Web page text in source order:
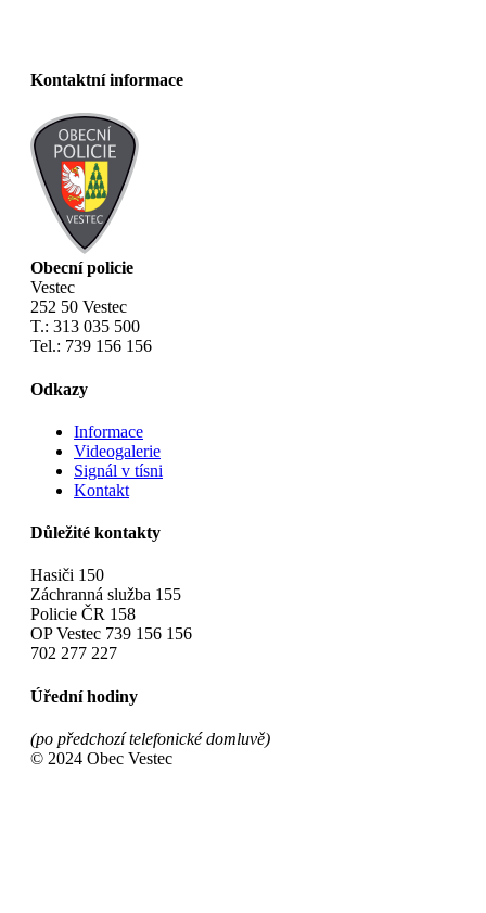
Kontaktní informace
Obecní policie
Vestec
252 50 Vestec
T.: 313 035 500
Tel.: 739 156 156
Odkazy
Informace
Videogalerie
Signál v tísni
Kontakt
Důležité kontakty
Hasiči 150
Záchranná služba 155
Policie ČR 158
OP Vestec 739 156 156
702 277 227
Úřední hodiny
(po předchozí telefonické domluvě)
© 2024 Obec Vestec